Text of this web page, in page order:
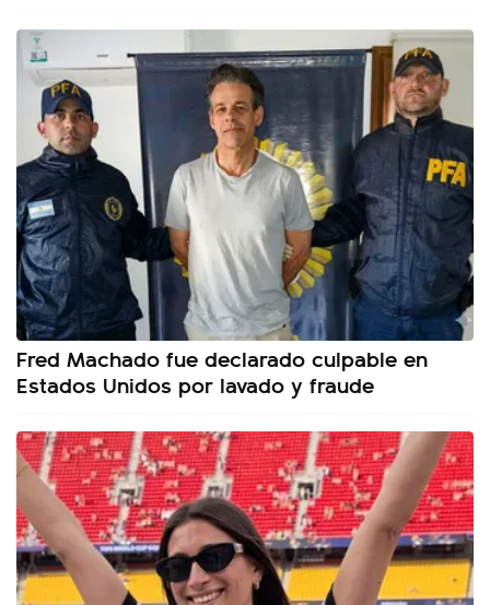
Fred Machado fue declarado culpable en
Estados Unidos por lavado y fraude